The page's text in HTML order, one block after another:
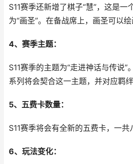
S11赛季还新增了棋子“慧”，这是
为“画圣”。在备战席上，画圣可以绘
4、赛季主题：
S11赛季的主题为“走进神话与传说
系列将会契合这一主题，并对应羁绊
5、五费卡数量：
S11赛季将会有全新的五费卡，一共
6、玩法变化：